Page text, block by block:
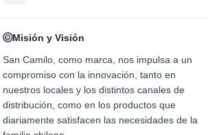
Misión y Visión
San Camilo, como marca, nos impulsa a un
compromiso con la innovación, tanto en
nuestros locales y los distintos canales de
distribución, como en los productos que
diariamente satisfacen las necesidades de la